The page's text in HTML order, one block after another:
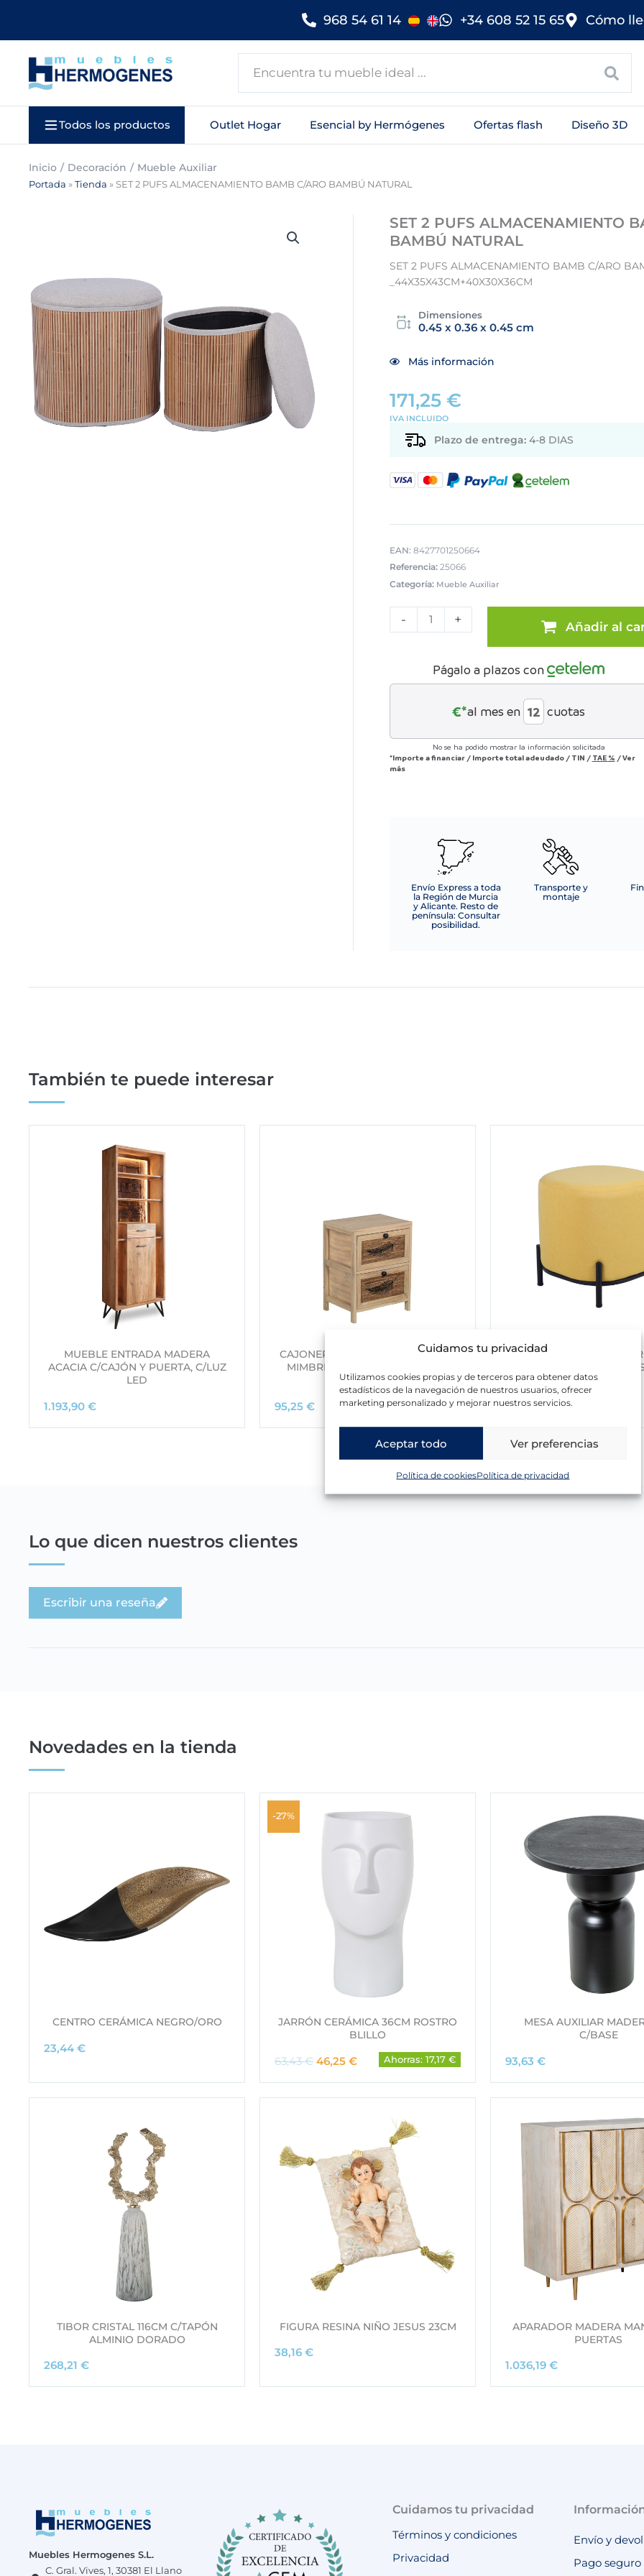
Cuidamos tu privacidad
Utilizamos cookies propias y de terceros para obtener datos
estadísticos de la navegación de nuestros usuarios, ofrecer
marketing personalizado y mejorar nuestros servicios.
Aceptar todo Ver preferencias
Política de cookiesPolítica de privacidad
contenido
968 54 61 14 +34 608 52 15 65 Cómo
Todos los productos Outlet Hogar Esencial by Hermógenes Ofertas flash Diseño 3D
Inicio Decoración Mueble Auxiliar
Portada » Tienda » SET 2 PUFS ALMACENAMIENTO BAMB C/ARO BAMBÚ NATURAL
SET 2 PUFS ALMACENAMIENTO
BAMBÚ NATURAL
SET 2 PUFS ALMACENAMIENTO BAMB C/ARO
_44X35X43CM+40X30X36CM
Dimensiones
0.45 x 0.36 x 0.45 cm
Más información
171,25 €
IVA INCLUIDO
Plazo de entrega:4-8 DIAS
EAN: 8427701250664
Referencia: 25066
Categoría: Mueble Auxiliar
-
PUFS
ALMACENAMIENTO
+ Añadir al
Págalo a plazos con
€*al mes en cuotas
No se ha podido mostrar la información solicitada
*Importe a financiar / Importe total adeudado / TIN / TAE % /Ver
más
Envío Express a toda
la Región de Murcia
y Alicante. Resto de
península: Consultar
posibilidad.
Transporte y
montaje
También te puede interesar
MUEBLE ENTRADA MADERA
ACACIA C/CAJÓN Y PUERTA, C/LUZ
LED
1.193,90 €
CAJONERA MADERA C/2 CAJONES
MIMBRE DECO. HOJA, MADERA
PAULOW
95,25 €
PUF TAPIZADO
C/PATASNATURAL,
NEGRO
102,56€
Lo que dicen nuestros clientes
Escribir una reseña
Novedades en la tienda
CENTRO CERÁMICA NEGRO/ORO
23,44 €
-27%
JARRÓN CERÁMICA 36CM ROSTRO
BLILLO
63,43€ E
o
o
a
l
r
3
46,25 €E
i
o
a
c
t
u
a
l
4
5
Ahorras: 17,17 €
MESA AUXILIAR
C/BASE
93,63 €
TIBOR CRISTAL 116CM C/TAPÓN
ALMINIO DORADO
268,21 €
FIGURA RESINA NIÑO JESUS 23CM
38,16 €
APARADOR MADERA
PUERTAS
1.036,19 €
Muebles Hermogenes S.L.
C. Gral. Vives, 1, 30381 El Llano
Cuidamos tu privacidad
Términos y condiciones
Privacidad
Envío y
Pago seguro